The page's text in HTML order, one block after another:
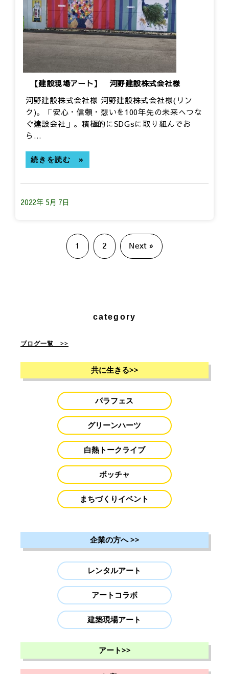
【建設現場アート】 河野建設株式会社様
河野建設株式会社様 河野建設株式会社様​(リン
ク)。「安心・信頼・想いを100年先の未来へつな
ぐ建設会社」。積極的にSDGsに取り組んでお
ら…
続きを読む »
2022年 5月 7日
1 2 Next »
category
ブログ一覧 >>
共に生きる>>
パラフェス
グリーンハーツ
白熱トークライブ
ボッチャ
まちづくりイベント
企業の方へ>>
レンタルアート
アートコラボ
建築現場アート
アート>>